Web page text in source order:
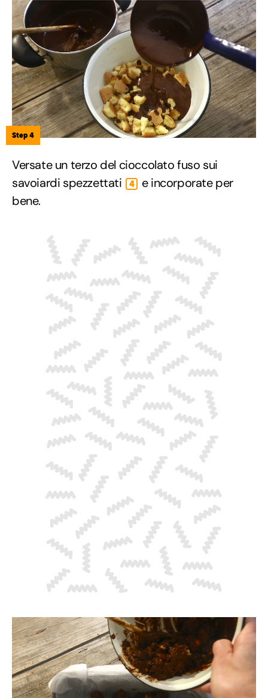
Step 4
Versate un terzo del cioccolato fuso sui
savoiardi spezzettati
4
e incorporate per
bene.